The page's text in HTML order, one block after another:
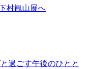
村観山展へ
過ごす午後のひとと